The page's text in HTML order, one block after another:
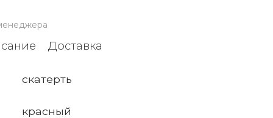
Доставка
скатерть
красный